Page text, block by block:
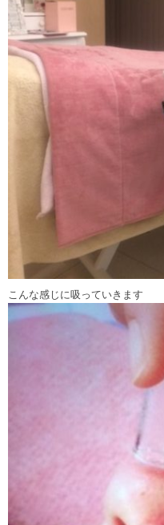
こんな感じに吸っていきます